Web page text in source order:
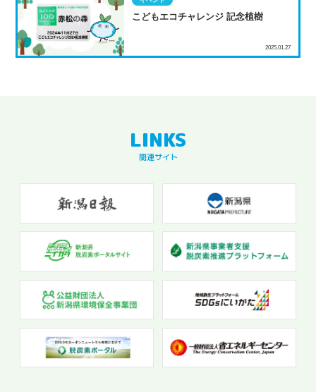
こどもエコチャレンジ 記念植樹
2025.01.27
関連サイト